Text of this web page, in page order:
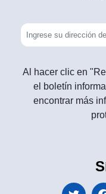
Al hacer clic en
el boletín
encontrar más